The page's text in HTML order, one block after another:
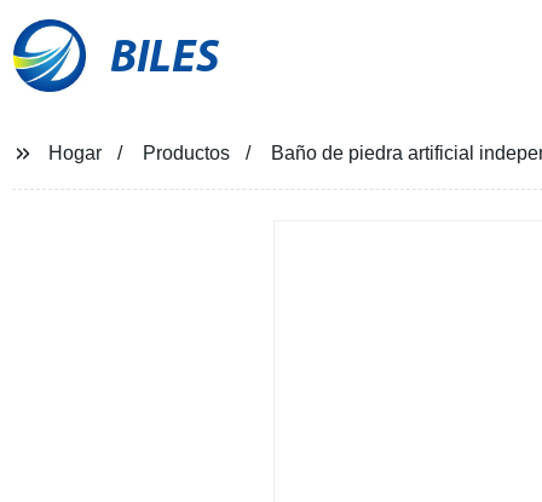
BILES
Hogar Productos Baño de piedra artificial